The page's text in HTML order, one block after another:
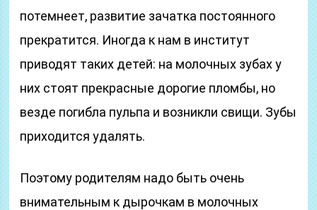
потемнеет, развитие зачатка постоянного
прекратится. Иногда к нам в институт
приводят таких детей: на молочных зубах у
них стоят прекрасные дорогие пломбы, но
везде погибла пульпа и возникли свищи. Зубы
приходится удалять.
Поэтому родителям надо быть очень
внимательным к дырочкам в молочных